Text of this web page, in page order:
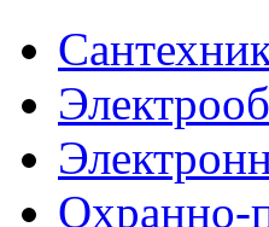
Охранно-